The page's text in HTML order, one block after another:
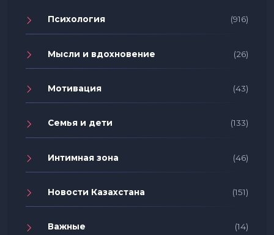
Психология (916)
Мысли и вдохновение (26)
Мотивация (43)
Семья и дети (133)
Интимная зона (46)
Новости Казахстана (151)
Важные (14)